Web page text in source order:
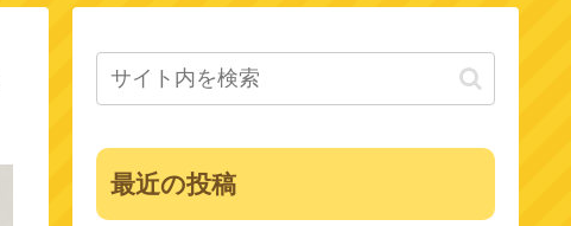
最近の投稿